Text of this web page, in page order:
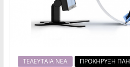
ΤΕΛΕΥΤΑΙΑ ΝΕΑ
ΠΡΟΚΗΡΥΞΗ